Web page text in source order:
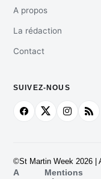
A propos
La rédaction
Contact
SUIVEZ-NOUS
©St Martin Week 2026 |
A
Mentions